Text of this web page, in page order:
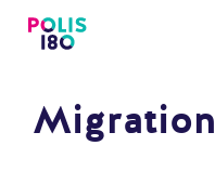
Zum
Inhalt
Migration